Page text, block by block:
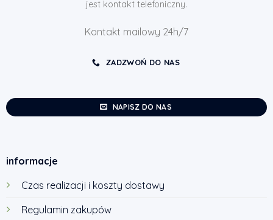
jest kontakt telefoniczny.
Kontakt mailowy 24h/7
ZADZWOŃ DO NAS
NAPISZ DO NAS
informacje
Czas realizacji i koszty dostawy
Regulamin zakupów